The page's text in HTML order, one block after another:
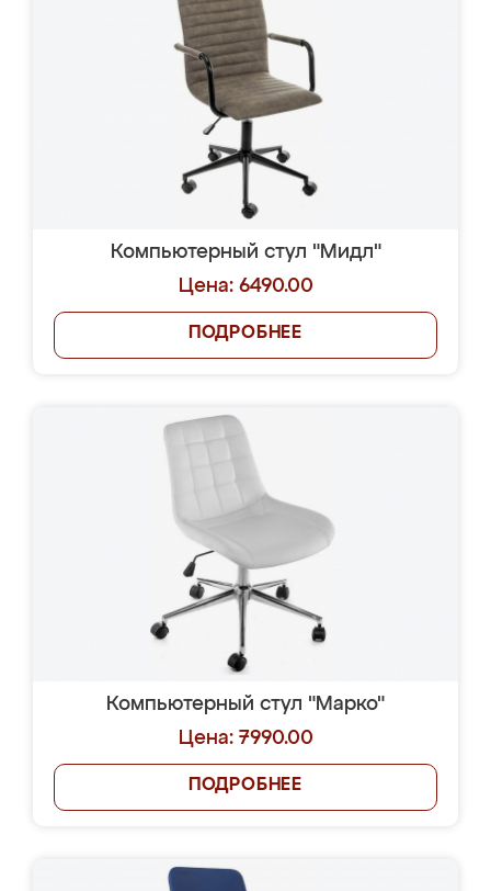
Компьютерный стул "Мидл"
Цена: 6490.00
ПОДРОБНЕЕ
Компьютерный стул "Марко"
Цена: 7990.00
ПОДРОБНЕЕ